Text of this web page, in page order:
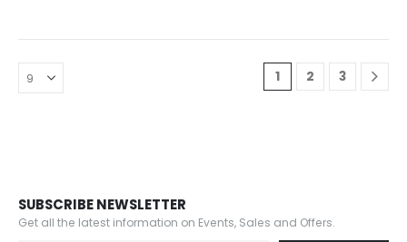
1 2 3
SUBSCRIBE NEWSLETTER
Get all the latest information on Events, Sales and Offers.